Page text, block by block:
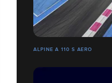
ALPINE A 110 S AERO